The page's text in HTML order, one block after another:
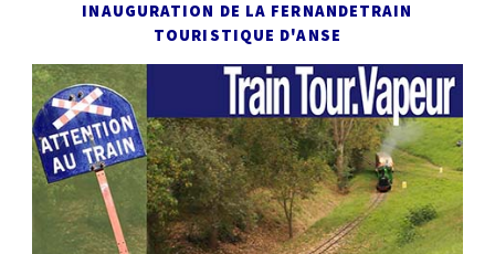
INAUGURATION DE LA FERNANDETRAIN
TOURISTIQUE D'ANSE